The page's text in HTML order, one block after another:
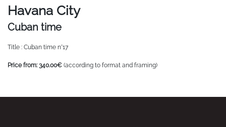
Havana City
Cuban time
Title : Cuban time n°17
Price from: 340.00€ (according to format and framing)